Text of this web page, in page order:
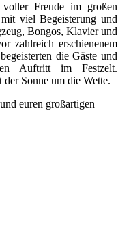
Freude im großen
viel Begeisterung und
Bongos, Klavier und
zahlreich erschienenem
die Gäste und
Auftritt im Festzelt.
Sonne um die Wette.
euren großartigen